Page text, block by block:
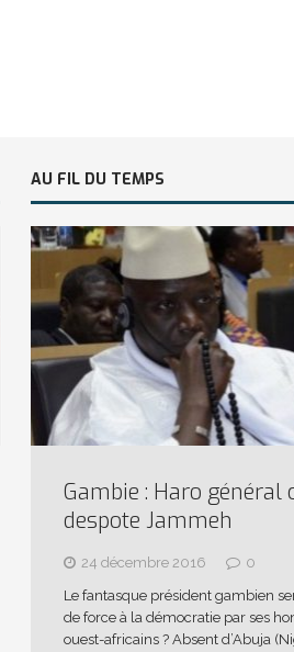
AU FIL DU TEMPS
Gambie : Haro général
despote Jammeh
24 décembre 2016
0
Le fantasque président gambien
de force à la démocratie par ses
ouest-africains ? Absent d’Abuja